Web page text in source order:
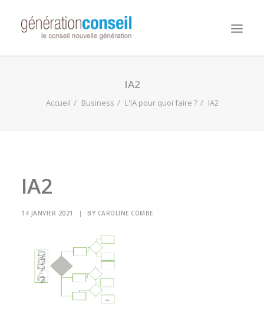
NOS MISSIONS
NOTRE BLOG
IA2
Accueil Business L'IA pour quoi faire ? IA2
IA2
14 JANVIER 2021 | BY CAROLINE COMBE